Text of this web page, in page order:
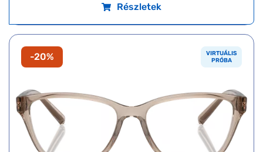
Részletek
-20%
VIRTUÁLIS
PRÓBA